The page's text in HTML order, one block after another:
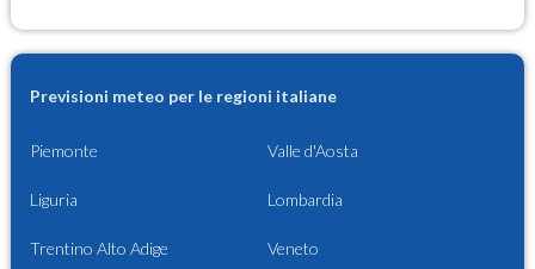
Previsioni meteo per le regioni italiane
Piemonte Valle d'Aosta
Liguria Lombardia
Trentino Alto Adige Veneto